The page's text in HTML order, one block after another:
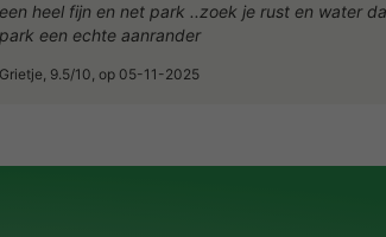
een heel fijn en net park ..zoek je rust en water
park een echte aanrander
Grietje, 9.5/10, op 05-11-2025